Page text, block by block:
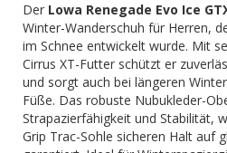
Der Lowa Renegade Evo Ice
Winter-Wanderschuh für Herren,
im Schnee entwickelt wurde. Mit
Cirrus XT-Futter schützt er
und sorgt auch bei längeren
Füße. Das robuste Nubukleder-
Strapazierfähigkeit und Stabilität,
Grip Trac-Sohle sicheren Halt auf